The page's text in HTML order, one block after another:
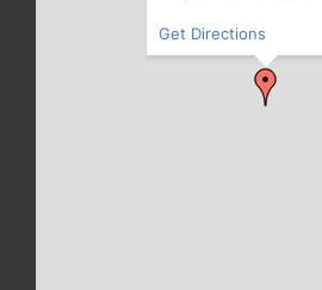
Get Directions